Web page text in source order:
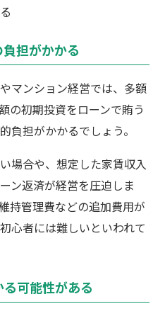
担がかかる
マンション経営では、多額
の初期投資をローンで賄う
負担がかかるでしょう。
場合や、想定した家賃収入
ン返済が経営を圧迫しま
持管理費などの追加費用が
心者には難しいといわれて
可能性がある